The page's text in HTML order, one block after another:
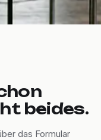
beides.
das Formular